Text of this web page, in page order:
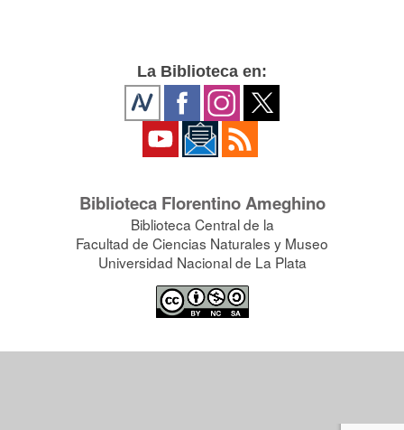
La Biblioteca en:
Biblioteca Florentino Ameghino
Biblioteca Central de la
Facultad de Ciencias Naturales y Museo
Universidad Nacional de La Plata